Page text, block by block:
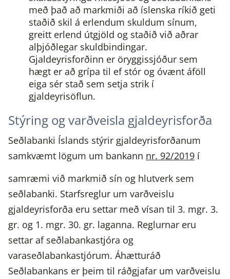
með það að markmiði að íslenska ríkið geti
staðið skil á erlendum skuldum sínum,
greitt erlend útgjöld og staðið við aðrar
alþjóðlegar skuldbindingar.
Gjaldeyrisforðinn er öryggissjóður sem
hægt er að grípa til ef stór og óvænt áföll
eiga sér stað sem setja strik í
gjaldeyrisöflun.
Stýring og varðveisla gjaldeyrisforða
Seðlabanki Íslands stýrir gjaldeyrisforðanum
samkvæmt lögum um bankann nr. 92/2019 í
samræmi við markmið sín og hlutverk sem
seðlabanki. Starfsreglur um varðveislu
gjaldeyrisforða eru settar með vísan til 3. mgr. 3.
gr. og 1. mgr. 30. gr. laganna. Reglurnar eru
settar af seðlabankastjóra og
varaseðlabankastjórum. Áhætturáð
Seðlabankans er þeim til ráðgjafar um varðveislu